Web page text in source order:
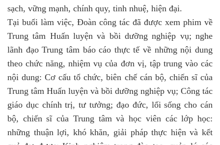
sạch, vững mạnh, chính quy, tinh nhuệ, hiện đại.
Tại buổi làm việc, Đoàn công tác đã được xem phim về
Trung tâm Huấn luyện và bồi dưỡng nghiệp vụ; nghe
lãnh đạo Trung tâm báo cáo thực tế về những nội dung
theo chức năng, nhiệm vụ của đơn vị, tập trung vào các
nội dung: Cơ cấu tổ chức, biên chế cán bộ, chiến sĩ của
Trung tâm Huấn luyện và bồi dưỡng nghiệp vụ; Công tác
giáo dục chính trị, tư tưởng; đạo đức, lối sống cho cán
bộ, chiến sĩ của Trung tâm và học viên các lớp học:
những thuận lợi, khó khăn, giải pháp thực hiện và kết